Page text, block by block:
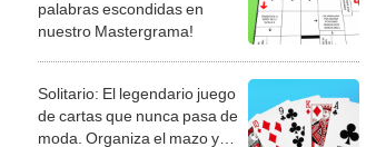
palabras escondidas en
nuestro Mastergrama!
Solitario: El legendario juego
de cartas que nunca pasa de
moda. Organiza el mazo y